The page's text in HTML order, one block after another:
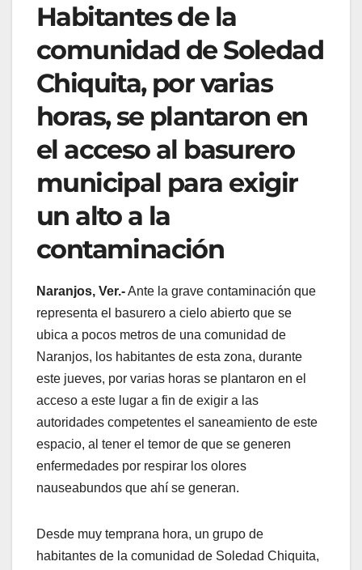
Habitantes de la
comunidad de Soledad
Chiquita, por varias
horas, se plantaron en
el acceso al basurero
municipal para exigir
un alto a la
contaminación
Naranjos, Ver.-Ante la grave contaminación que
representa el basurero a cielo abierto que se
ubica a pocos metros de una comunidad de
Naranjos, los habitantes de esta zona, durante
este jueves, por varias horas se plantaron en el
acceso a este lugar a fin de exigir a las
autoridades competentes el saneamiento de este
espacio, al tener el temor de que se generen
enfermedades por respirar los olores
nauseabundos que ahí se generan.
Desde muy temprana hora, un grupo de
habitantes de la comunidad de Soledad Chiquita,